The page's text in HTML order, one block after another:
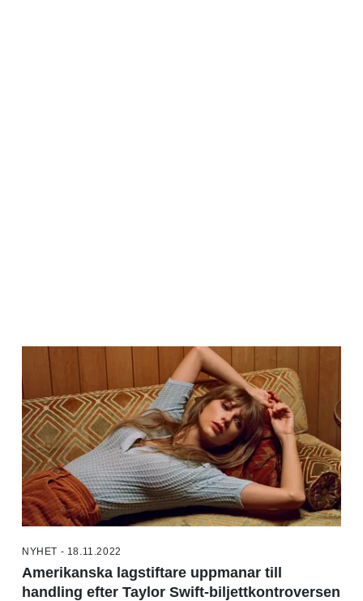
NYHET - 18.11.2022
Amerikanska lagstiftare uppmanar till
handling efter Taylor Swift-biljettkontroversen